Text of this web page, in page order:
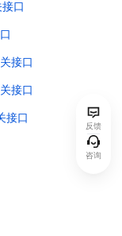
口
接口
接口
接口
反馈
咨询